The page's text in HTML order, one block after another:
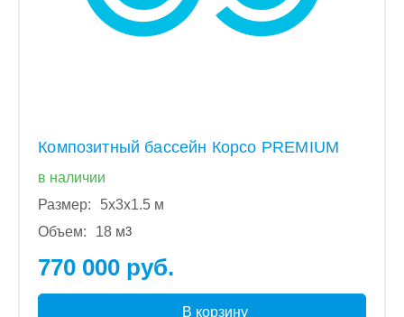
Композитный бассейн Корсо PREMIUM
в наличии
Размер:
5x3x1.5 м
Объем:
18 м3
770 000 руб.
В корзину